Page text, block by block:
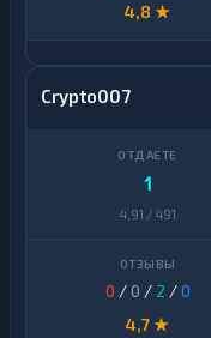
4,8 ★
Crypto007
1
4,91 / 491
0 / 0 / 2 /0
4,7 ★